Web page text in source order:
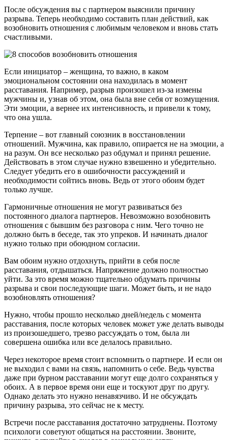
После обсуждения вы с партнером выяснили причину
разрыва. Теперь необходимо составить план действий, как
возобновить отношения с любимым человеком и вновь стать
счастливыми.
Если инициатор – женщина, то важно, в каком
эмоциональном состоянии она находилась в момент
расставания. Например, разрыв произошел из-за измены
мужчины и, узнав об этом, она была вне себя от возмущения.
Эти эмоции, а вернее их интенсивность, и привели к тому,
что она ушла.
Терпение – вот главный союзник в восстановлении
отношений. Мужчина, как правило, опирается не на эмоции, а
на разум. Он все несколько раз обдумал и принял решение.
Действовать в этом случае нужно взвешенно и убедительно.
Следует убедить его в ошибочности рассуждений и
необходимости сойтись вновь. Ведь от этого обоим будет
только лучше.
Гармоничные отношения не могут развиваться без
постоянного диалога партнеров. Невозможно возобновить
отношения с бывшим без разговора с ним. Чего точно не
должно быть в беседе, так это упреков. И начинать диалог
нужно только при обоюдном согласии.
Вам обоим нужно отдохнуть, прийти в себя после
расставания, отдышаться. Напряжение должно полностью
уйти. За это время можно тщательно обдумать причины
разрыва и свои последующие шаги. Может быть, и не надо
возобновлять отношения?
Нужно, чтобы прошло несколько дней/недель с момента
расставания, после которых человек может уже делать выводы
из произошедшего, трезво рассуждать о том, была ли
совершена ошибка или все делалось правильно.
Через некоторое время стоит вспомнить о партнере. И если он
не выходил с вами на связь, напомнить о себе. Ведь чувства
даже при бурном расставании могут еще долго сохраняться у
обоих. А в первое время они еще и тоскуют друг по другу.
Однако делать это нужно ненавязчиво. И не обсуждать
причину разрыва, это сейчас не к месту.
Встречи после расставания достаточно затруднены. Поэтому
психологи советуют общаться на расстоянии. Звоните,